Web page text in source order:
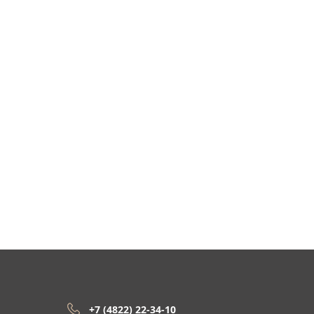
+7 (4822) 22-34-10